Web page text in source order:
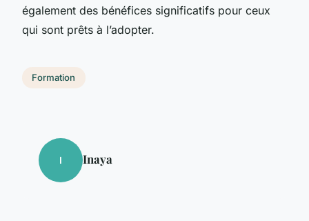
également des bénéfices significatifs pour ceux
qui sont prêts à l’adopter.
Formation
I Inaya